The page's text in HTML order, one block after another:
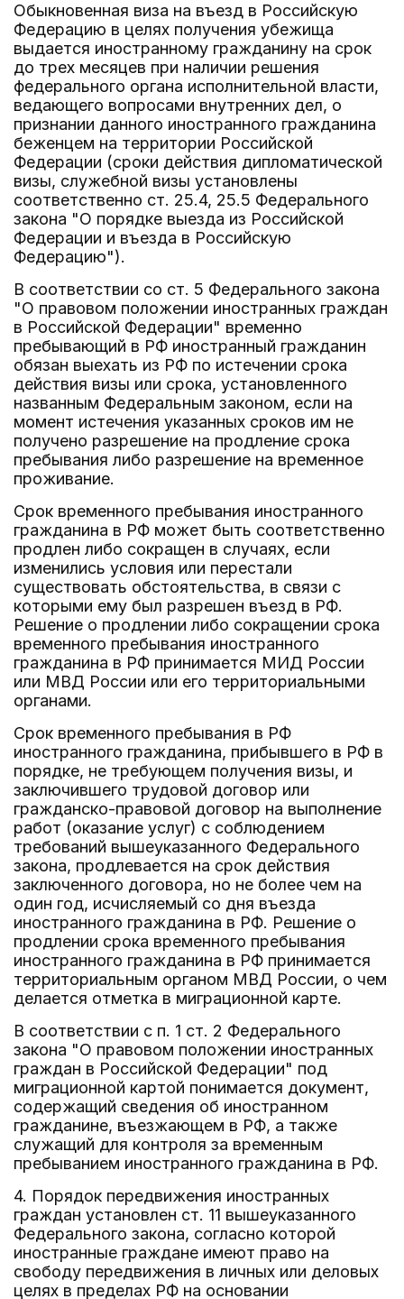
Обыкновенная виза на въезд в Российскую
Федерацию в целях получения убежища
выдается иностранному гражданину на срок
до трех месяцев при наличии решения
федерального органа исполнительной власти,
ведающего вопросами внутренних дел, о
признании данного иностранного гражданина
беженцем на территории Российской
Федерации (сроки действия дипломатической
визы, служебной визы установлены
соответственно ст. 25.4, 25.5 Федерального
закона "О порядке выезда из Российской
Федерации и въезда в Российскую
Федерацию").
В соответствии со ст. 5 Федерального закона
"О правовом положении иностранных граждан
в Российской Федерации" временно
пребывающий в РФ иностранный гражданин
обязан выехать из РФ по истечении срока
действия визы или срока, установленного
названным Федеральным законом, если на
момент истечения указанных сроков им не
получено разрешение на продление срока
пребывания либо разрешение на временное
проживание.
Срок временного пребывания иностранного
гражданина в РФ может быть соответственно
продлен либо сокращен в случаях, если
изменились условия или перестали
существовать обстоятельства, в связи с
которыми ему был разрешен въезд в РФ.
Решение о продлении либо сокращении срока
временного пребывания иностранного
гражданина в РФ принимается МИД России
или МВД России или его территориальными
органами.
Срок временного пребывания в РФ
иностранного гражданина, прибывшего в РФ в
порядке, не требующем получения визы, и
заключившего трудовой договор или
гражданско-правовой договор на выполнение
работ (оказание услуг) с соблюдением
требований вышеуказанного Федерального
закона, продлевается на срок действия
заключенного договора, но не более чем на
один год, исчисляемый со дня въезда
иностранного гражданина в РФ. Решение о
продлении срока временного пребывания
иностранного гражданина в РФ принимается
территориальным органом МВД России, о чем
делается отметка в миграционной карте.
В соответствии с п. 1 ст. 2 Федерального
закона "О правовом положении иностранных
граждан в Российской Федерации" под
миграционной картой понимается документ,
содержащий сведения об иностранном
гражданине, въезжающем в РФ, а также
служащий для контроля за временным
пребыванием иностранного гражданина в РФ.
4. Порядок передвижения иностранных
граждан установлен ст. 11 вышеуказанного
Федерального закона, согласно которой
иностранные граждане имеют право на
свободу передвижения в личных или деловых
целях в пределах РФ на основании